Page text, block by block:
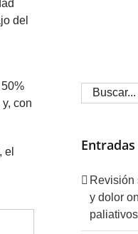
del
con
el
Buscar:
Revisión
y dolor
paliativos